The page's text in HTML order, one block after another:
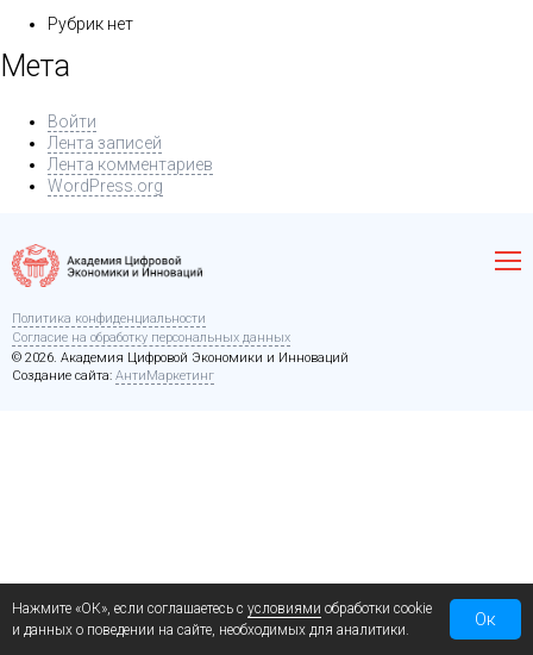
Рубрик нет
Мета
Войти
Лента записей
Лента комментариев
WordPress.org
Политика конфиденциальности
Согласие на обработку персональных данных
© 2026. Академия Цифровой Экономики и Инноваций
Создание сайта: АнтиМаркетинг
Нажмите «ОК», если соглашаетесь с условиями обработки cookie
и данных о поведении на сайте, необходимых для аналитики.
Ок